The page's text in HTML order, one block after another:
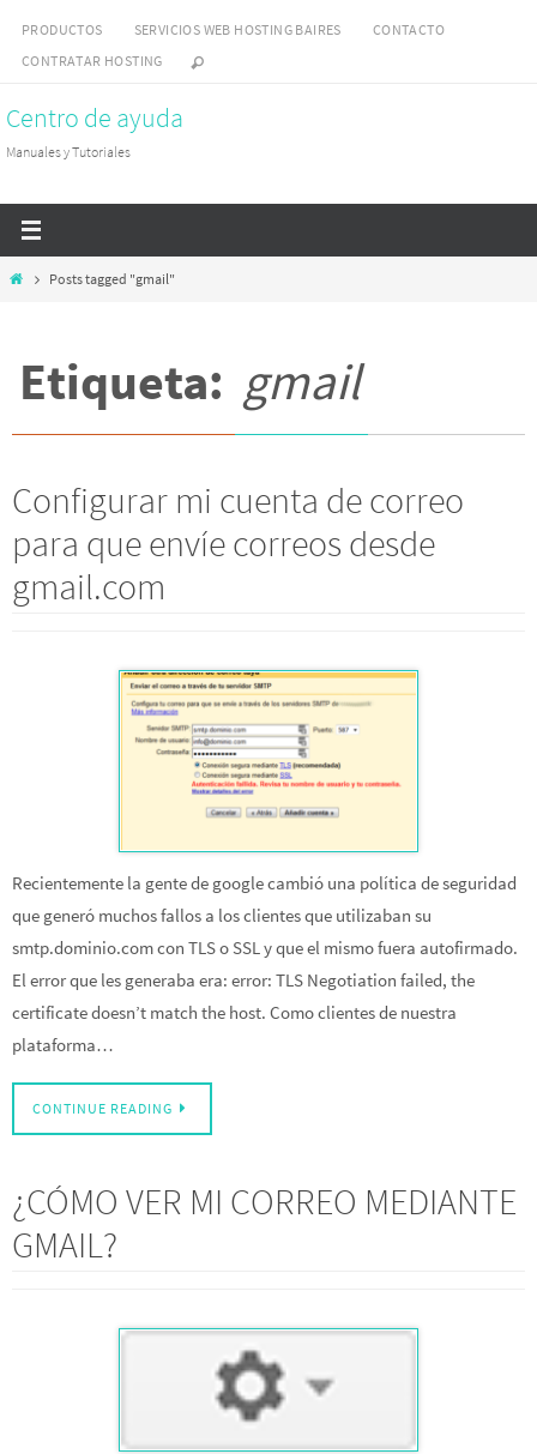
SkipPRODUCTOS SERVICIOS WEB HOSTING BAIRES
CONTACTO
CONTRATAR HOSTING
Centro de ayuda
Manuales y Tutoriales
HomePosts tagged "gmail"
Etiqueta: gmail
Configurar mi cuenta de correo
para que envíe correos desde
gmail.com
Recientemente la gente de google cambió una política de seguridad
que generó muchos fallos a los clientes que utilizaban su
smtp.dominio.com con TLS o SSL y que el mismo fuera autofirmado.
El error que les generaba era: error: TLS Negotiation failed, the
certificate doesn’t match the host. Como clientes de nuestra
plataforma…
CONTINUE READING
¿CÓMO VER MI CORREO MEDIANTE
GMAIL?